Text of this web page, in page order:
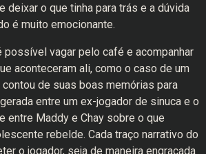
deixar o que tinha para trás e a dúvida
é muito emocionante.
possível vagar pelo café e acompanhar
aconteceram ali, como o caso de um
de suas boas memórias para
entre um ex-jogador de sinuca e o
entre Maddy e Chay sobre o que
rebelde. Cada traço narrativo do
o jogador, seja de maneira engraçada